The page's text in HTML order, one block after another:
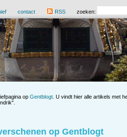
contact RSS zoeken:
op Gentblogt . U vindt hier alle artikels met
op Gentblogt